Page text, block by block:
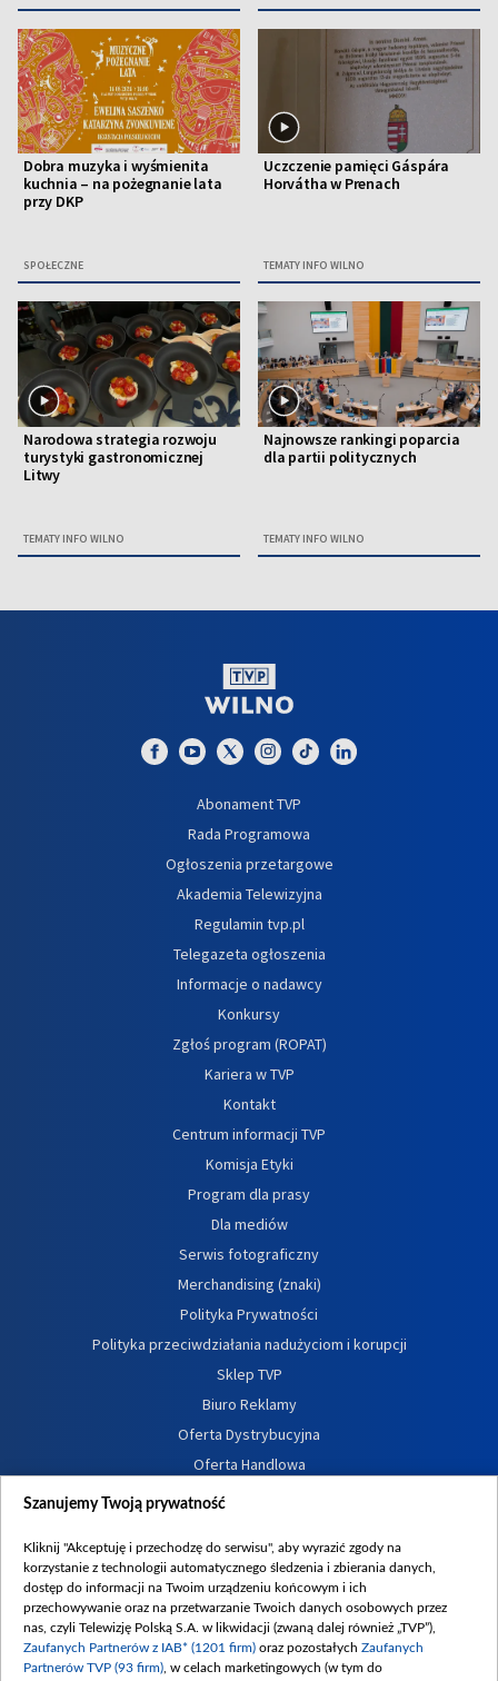
Dobra muzyka i wyśmienita
kuchnia – na pożegnanie lata
przy DKP
SPOŁECZNE
Uczczenie pamięci Gáspára
Horvátha w Prenach
TEMATY INFO WILNO
Narodowa strategia rozwoju
turystyki gastronomicznej
Litwy
TEMATY INFO WILNO
Najnowsze rankingi poparcia
dla partii politycznych
TEMATY INFO WILNO
Abonament TVP
Rada Programowa
Ogłoszenia przetargowe
Akademia Telewizyjna
Regulamin tvp.pl
Telegazeta ogłoszenia
Informacje o nadawcy
Konkursy
Zgłoś program (ROPAT)
Kariera w TVP
Kontakt
Centrum informacji TVP
Komisja Etyki
Program dla prasy
Dla mediów
Serwis fotograficzny
Merchandising (znaki)
Polityka Prywatności
Polityka przeciwdziałania nadużyciom i korupcji
Sklep TVP
Biuro Reklamy
Oferta Dystrybucyjna
Oferta Handlowa
Dostępność
Procedura zgłoszeń wewnętrznych
Szanujemy Twoją prywatność
Kliknij "Akceptuję i przechodzę do serwisu", aby wyrazić zgody na
korzystanie z technologii automatycznego śledzenia i zbierania danych,
dostęp do informacji na Twoim urządzeniu końcowym i ich
przechowywanie oraz na przetwarzanie Twoich danych osobowych przez
nas, czyli Telewizję Polską S.A. w likwidacji (zwaną dalej również „TVP”),
Zaufanych Partnerów z IAB* (1201 firm) oraz pozostałych Zaufanych
Partnerów TVP (93 firm) , w celach marketingowych (w tym do